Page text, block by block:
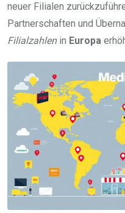
neuer Filialen
Partnerschaften und
Filialzahlenin Europa